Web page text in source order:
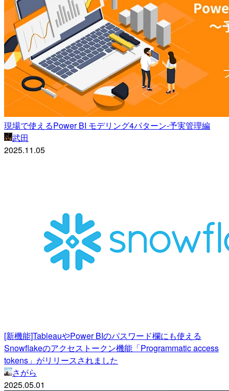
現場で使えるPower BI モデリング4パターン-予実管理編
武田
2025.11.05
[新機能]TableauやPower BIのパスワード欄にも使える
Snowflakeのアクセストークン機能「Programmatic access
tokens」がリリースされました
さがら
2025.05.01